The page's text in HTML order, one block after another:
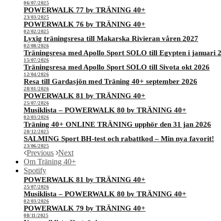
06/07/2025
POWERWALK 77 by TRÄNING 40+
23/03/2025
POWERWALK 76 by TRÄNING 40+
02/02/2025
Lyxig träningsresa till Makarska Rivieran våren 2027
02/08/2026
Träningsresa med Apollo Sport SOLO till Egypten i januari
15/07/2026
Träningsresa med Apollo Sport SOLO till Sivota okt 2026
12/04/2026
Resa till Gardasjön med Träning 40+ september 2026
28/01/2026
POWERWALK 81 by TRÄNING 40+
25/07/2026
Musiklista – POWERWALK 80 by TRÄNING 40+
02/03/2026
Träning 40+ ONLINE TRÄNING upphör den 31 jan 2026
20/12/2025
SALMING Sport BH-test och rabattkod – Min nya favorit!
23/06/2025
Previous Next
Om Träning 40+
Spotify
POWERWALK 81 by TRÄNING 40+
25/07/2026
Musiklista – POWERWALK 80 by TRÄNING 40+
02/03/2026
POWERWALK 79 by TRÄNING 40+
08/11/2025